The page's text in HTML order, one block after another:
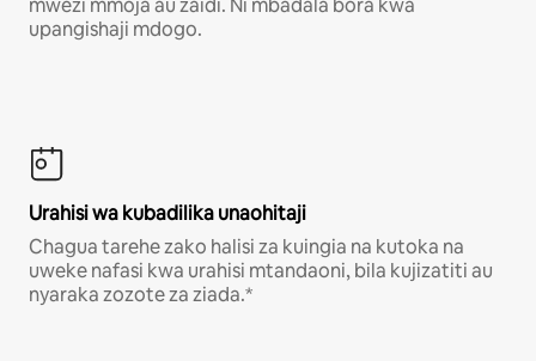
mwezi mmoja au zaidi. Ni mbadala bora kwa
upangishaji mdogo.
Urahisi wa kubadilika unaohitaji
Chagua tarehe zako halisi za kuingia na kutoka na
uweke nafasi kwa urahisi mtandaoni, bila kujizatiti au
nyaraka zozote za ziada.*